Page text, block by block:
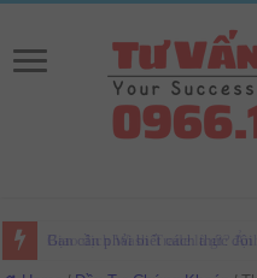
Bạn cần phải biết cách thức